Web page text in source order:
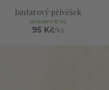
Jantarový přívěšek
95 Kč/ks
skladem 8 ks